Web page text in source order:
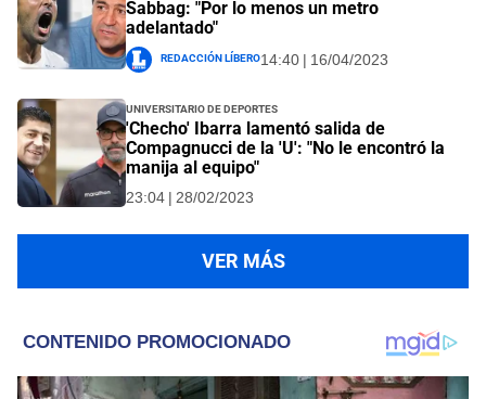
Sabbag: "Por lo menos un metro
adelantado"
Redacción Líbero14:40 | 16/04/2023
Universitario de Deportes
'Checho' Ibarra lamentó salida de
Compagnucci de la 'U': "No le encontró la
manija al equipo"
23:04 | 28/02/2023
VER MÁS